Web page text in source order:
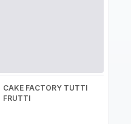
CAKE FACTORY TUTTI
FRUTTI